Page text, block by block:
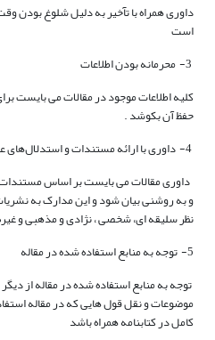
داوری همراه با تآخیر به دلیل شلوغ بودن
است
کلیه اطلاعات موجود در مقالات می بایست
حفظ آن بکوشد .
داوری مقالات می بایست بر اساس
و به روشنی بیان شود و این مدارک به
نظر سلیقه ای، شخصی ، نژادی و مذهبی و
5- توجه به منابع استفاده شده در مقاله
توجه به منابع استفاده شده در مقاله از
موضوعات و نقل قول هایی که در مقاله
کامل در کتابنامه همراه باشد